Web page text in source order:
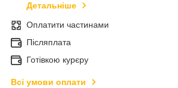
Детальніше
Оплатити частинами
Післяплата
Готівкою курєру
Всі умови оплати